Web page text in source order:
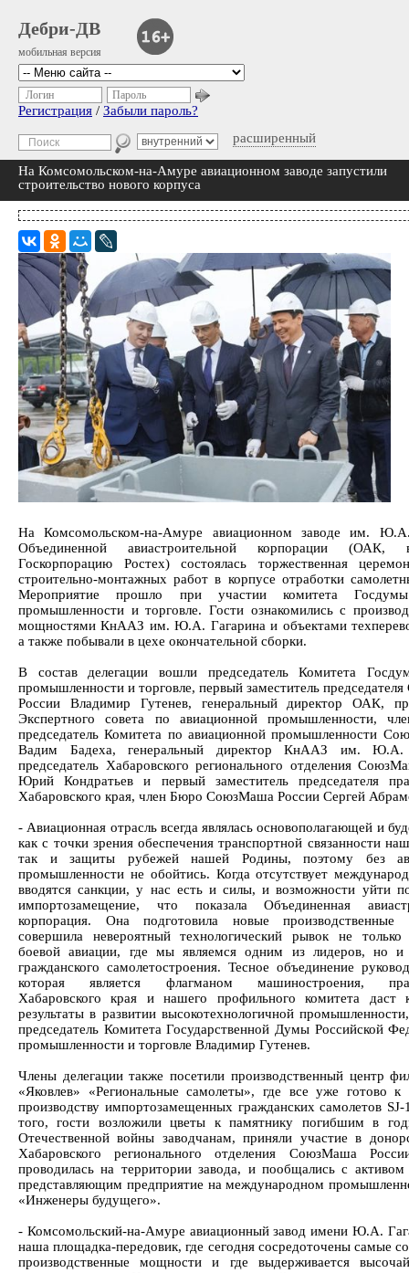
Дебри-ДВ
мобильная версия
расширенный
Логин Пароль
Регистрация / Забыли пароль?
На Комсомольском-на-Амуре авиационном заводе запустили
строительство нового корпуса
На Комсомольском-на-Амуре авиационном заводе им.
Объединенной авиастроительной корпорации (ОАК,
Госкорпорацию Ростех) состоялась торжественная
строительно-монтажных работ в корпусе отработки
Мероприятие прошло при участии комитета
промышленности и торговле. Гости ознакомились с
мощностями КнААЗ им. Ю.А. Гагарина и объектами
а также побывали в цехе окончательной сборки.
В состав делегации вошли председатель Комитета
промышленности и торговле, первый заместитель
России Владимир Гутенев, генеральный директор ОАК,
Экспертного совета по авиационной промышленности,
председатель Комитета по авиационной промышленности
Вадим Бадеха, генеральный директор КнААЗ им. Ю.А.
председатель Хабаровского регионального отделения
Юрий Кондратьев и первый заместитель председателя
Хабаровского края, член Бюро СоюзМаша России Сергей
- Авиационная отрасль всегда являлась основополагающей и
как с точки зрения обеспечения транспортной связанности
так и защиты рубежей нашей Родины, поэтому без
промышленности не обойтись. Когда отсутствует
вводятся санкции, у нас есть и силы, и возможности уйти
импортозамещение, что показала Объединенная
корпорация. Она подготовила новые производственные
совершила невероятный технологический рывок не
боевой авиации, где мы являемся одним из лидеров, но и
гражданского самолетостроения. Тесное объединение
которая является флагманом машиностроения,
Хабаровского края и нашего профильного комитета даст
результаты в развитии высокотехнологичной
председатель Комитета Государственной Думы Российской
промышленности и торговле Владимир Гутенев.
Члены делегации также посетили производственный центр
«Яковлев» «Региональные самолеты», где все уже готово к
производству импортозамещенных гражданских самолетов
того, гости возложили цветы к памятнику погибшим в
Отечественной войны заводчанам, приняли участие в
Хабаровского регионального отделения СоюзМаша
проводилась на территории завода, и пообщались с
представляющим предприятие на международном
«Инженеры будущего».
- Комсомольский-на-Амуре авиационный завод имени Ю.А.
наша площадка-передовик, где сегодня сосредоточены самые
производственные мощности и где выдерживается